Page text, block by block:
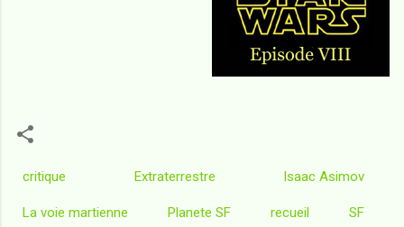
critique Extraterrestre Isaac Asimov
La voie martienne Planete SF recueil SF